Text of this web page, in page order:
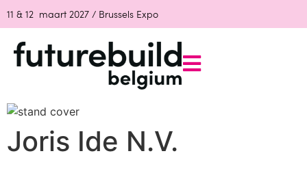
11 & 12 maart 2027 / Brussels Expo
Joris Ide N.V.